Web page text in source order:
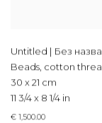
Untitled | Без
Beads, cotton
30 x 21 cm
11 3/4 x 8 1/4 in
€ 1,500.00